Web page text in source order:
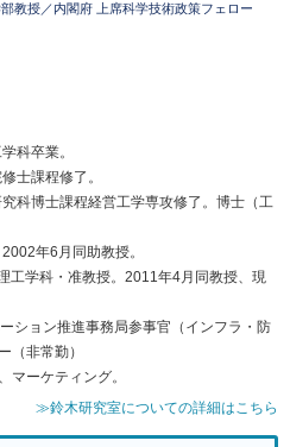
教授／内閣府 上席科学技術政策フェロー
科卒業。
士課程修了。
科博士課程経営工学専攻修了。博士（工
年6月同助教授。
工学科・准教授。2011年4月同教授、現
ション推進事務局参事官（インフラ・防
（非常勤）
マーケティング。
≫鈴木研究室についての詳細はこちら